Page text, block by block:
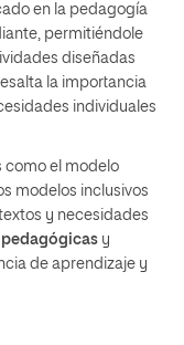
en la pedagogía
permitiéndole
diseñadas
la importancia
individuales
como el modelo
modelos inclusivos
y necesidades
y
de aprendizaje y